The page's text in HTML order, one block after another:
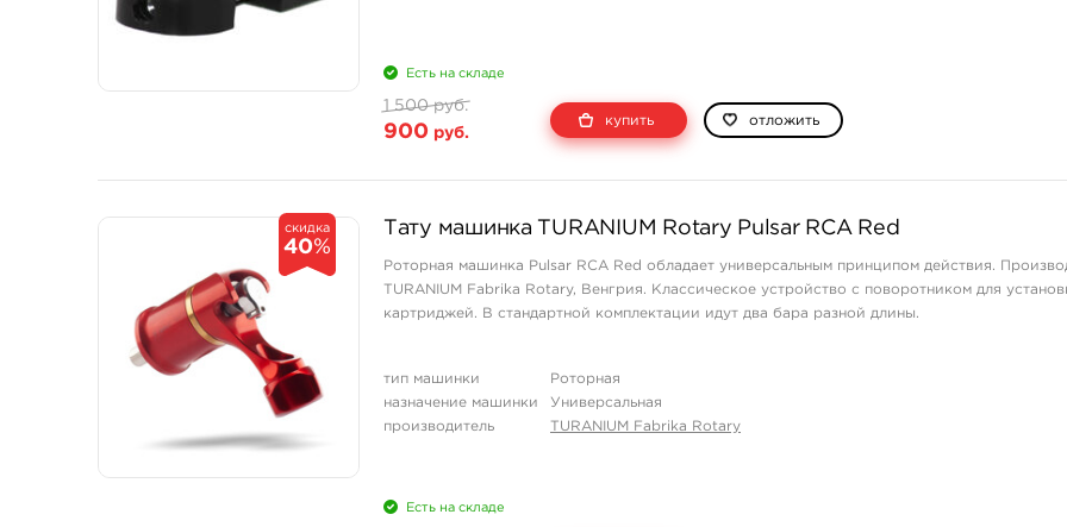
Есть на складе
1 500 руб.
900 руб.
купить отложить
скидка
40%
Тату машинка TURANIUM Rotary Pulsar RCA Red
Роторная машинка Pulsar RCA Red обладает универсальным принципом действия.
TURANIUM Fabrika Rotary, Венгрия. Классическое устройство с поворотником для
картриджей. В стандартной комплектации идут два бара разной длины.
тип машинки
Роторная
назначение машинки
Универсальная
производитель
TURANIUM Fabrika Rotary
Есть на складе